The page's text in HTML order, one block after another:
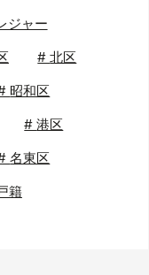
ジャー
#北区
昭和区
#港区
名東区
籍